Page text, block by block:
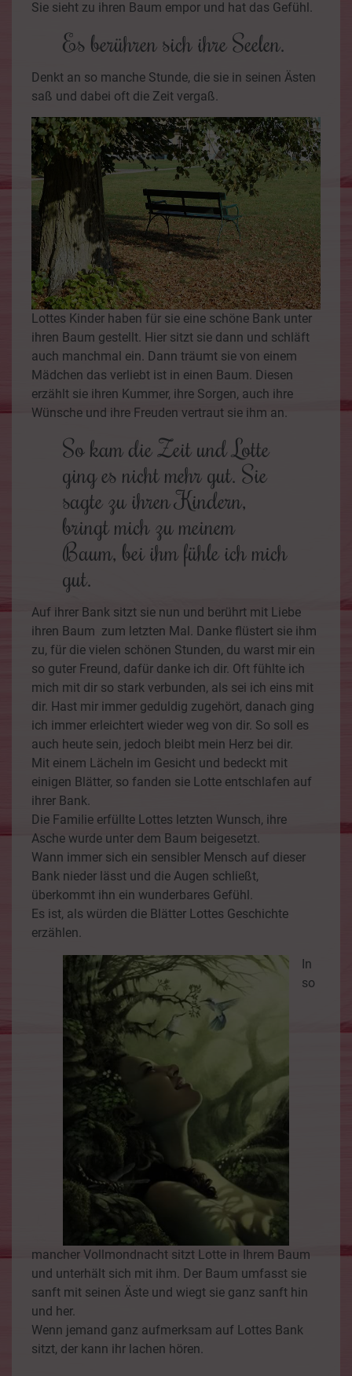
Sie sieht zu ihren Baum empor und hat das Gefühl.
Es berühren sich ihre Seelen.
Denkt an so manche Stunde, die sie in seinen Ästen
saß und dabei oft die Zeit vergaß.
Lottes Kinder haben für sie eine schöne Bank unter
ihren Baum gestellt. Hier sitzt sie dann und schläft
auch manchmal ein. Dann träumt sie von einem
Mädchen das verliebt ist in einen Baum. Diesen
erzählt sie ihren Kummer, ihre Sorgen, auch ihre
Wünsche und ihre Freuden vertraut sie ihm an.
So kam die Zeit und Lotte
ging es nicht mehr gut. Sie
sagte zu ihren Kindern,
bringt mich zu meinem
Baum, bei ihm fühle ich mich
gut.
Auf ihrer Bank sitzt sie nun und berührt mit Liebe
ihren Baum zum letzten Mal. Danke flüstert sie ihm
zu, für die vielen schönen Stunden, du warst mir ein
so guter Freund, dafür danke ich dir. Oft fühlte ich
mich mit dir so stark verbunden, als sei ich eins mit
dir. Hast mir immer geduldig zugehört, danach ging
ich immer erleichtert wieder weg von dir. So soll es
auch heute sein, jedoch bleibt mein Herz bei dir.
Mit einem Lächeln im Gesicht und bedeckt mit
einigen Blätter, so fanden sie Lotte entschlafen auf
ihrer Bank.
Die Familie erfüllte Lottes letzten Wunsch, ihre
Asche wurde unter dem Baum beigesetzt.
Wann immer sich ein sensibler Mensch auf dieser
Bank nieder lässt und die Augen schließt,
überkommt ihn ein wunderbares Gefühl.
Es ist, als würden die Blätter Lottes Geschichte
erzählen.
In
so
mancher Vollmondnacht sitzt Lotte in Ihrem Baum
und unterhält sich mit ihm. Der Baum umfasst sie
sanft mit seinen Äste und wiegt sie ganz sanft hin
und her.
Wenn jemand ganz aufmerksam auf Lottes Bank
sitzt, der kann ihr lachen hören.